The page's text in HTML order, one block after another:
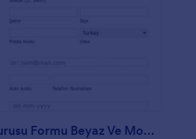
Basit İş Başvurusu Formu Beyaz Ve Mobile Uyumlu